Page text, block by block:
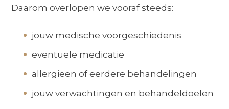
Daarom overlopen we vooraf steeds:
jouw medische voorgeschiedenis
eventuele medicatie
allergieën of eerdere behandelingen
jouw verwachtingen en behandeldoelen